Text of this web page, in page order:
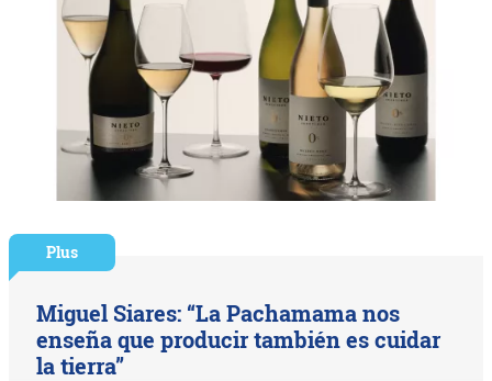
Plus
Miguel Siares: “La Pachamama nos
enseña que producir también es cuidar
la tierra”